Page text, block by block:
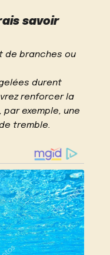
savoir
de branches ou
durent
renforcer la
exemple, une
tremble.